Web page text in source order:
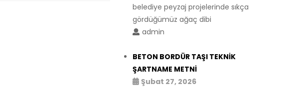
belediye peyzaj projelerinde sıkça
gördüğümüz ağaç dibi
admin
BETON BORDÜR TAŞI TEKNİK
ŞARTNAME METNİ
Şubat 27, 2026